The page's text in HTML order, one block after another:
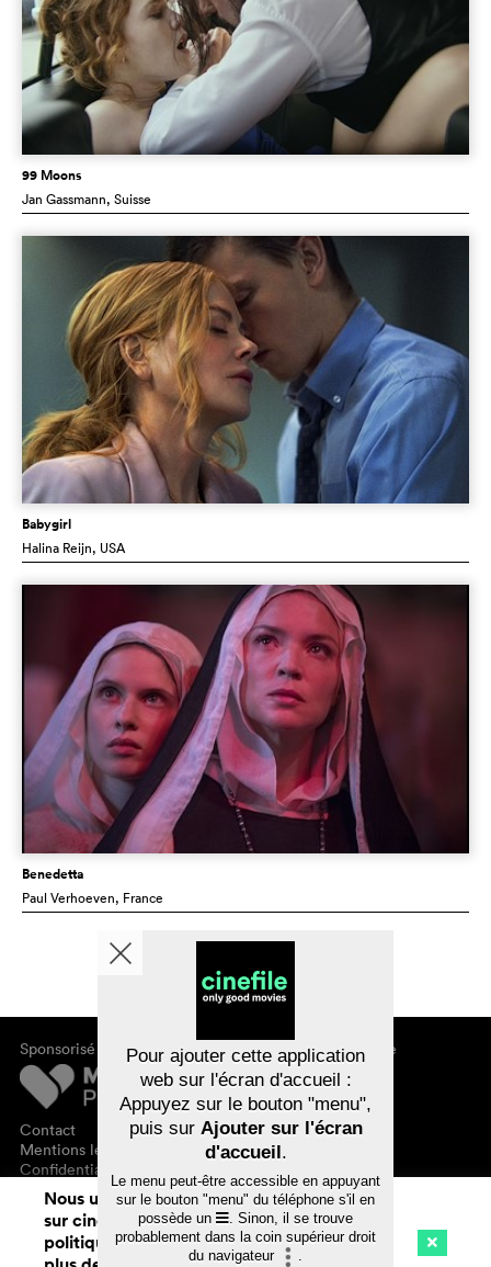
99 Moons
Jan Gassmann, Suisse
Babygirl
Halina Reijn, USA
Benedetta
Paul Verhoeven, France
Sponsorisé par
Contact
Mentions légales
Confidentialité des données
À propos de cinefile
S'inscrire/s'abonner
Newsletter
FAQ
Bons-cadeaux
Nous utilisons des cookies. En naviguant
sur cinefile.ch, vous acceptez notre
politique d'utilisation des cookies. Pour
Pour ajouter cette application
web sur l'écran d'accueil :
Appuyez sur le bouton "menu",
puis sur Ajouter sur l'écran
d'accueil.
Le menu peut-être accessible en appuyant
sur le bouton "menu" du téléphone s'il en
possède un
. Sinon, il se trouve
probablement dans la coin supérieur droit
du navigateur
.